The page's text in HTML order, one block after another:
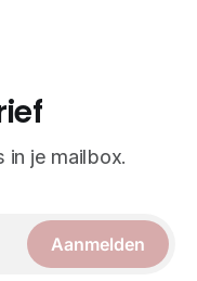
in je mailbox.
Aanmelden